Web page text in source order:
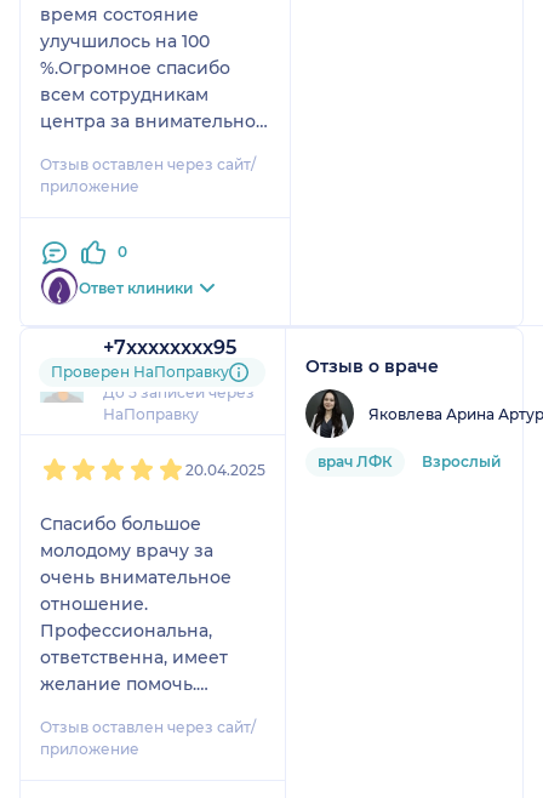
время состояние
улучшилось на 100
%.Огромное спасибо
всем сотрудникам
центра за внимательное
доброжелательность и
профессионализм.Особо
своего тренера Артура .
Отзыв оставлен через сайт/
приложение
0
Ответ клиники
+7xxxxxxxx95
1 отзыв
До 5 записей через
НаПоправку
Проверен НаПоправку
20.04.2025
Спасибо большое
молодому врачу за
очень внимательное
отношение.
Профессиональна,
ответственна, имеет
желание помочь.
Артуровне, все
назначения будут
Отзыв оставлен через сайт/
приложение
Отзыв о враче
Яковлева Арина
врач ЛФК Взрослый